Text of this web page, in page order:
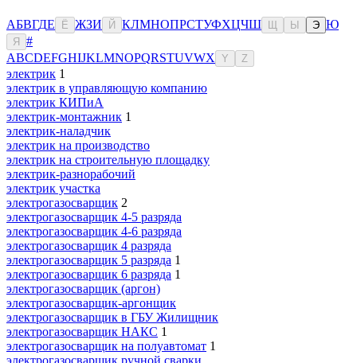
АБВГДЕ Ё ЖЗИ Й КЛМНОПРСТУФХЦЧШ Ы Э Ю
Я
#
ABCDEFGHIJKLMNOPQRSTUVWX Y Z
электрик 1
электрик в управляющую компанию
электрик КИПиА
электрик-монтажник 1
электрик-наладчик
электрик на производство
электрик на строительную площадку
электрик-разнорабочий
электрик участка
электрогазосварщик 2
электрогазосварщик 4-5 разряда
электрогазосварщик 4-6 разряда
электрогазосварщик 4 разряда
электрогазосварщик 5 разряда 1
электрогазосварщик 6 разряда 1
электрогазосварщик (аргон)
электрогазосварщик-аргонщик
электрогазосварщик в ГБУ Жилищник
электрогазосварщик НАКС 1
электрогазосварщик на полуавтомат 1
электрогазосварщик ручной сварки